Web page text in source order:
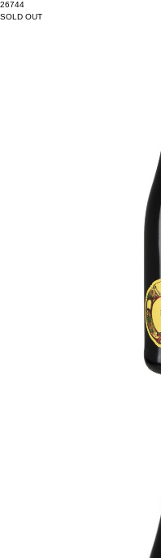
26744
SOLD OUT